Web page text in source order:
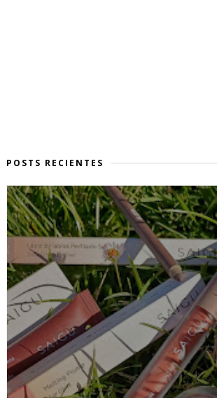
POSTS RECIENTES